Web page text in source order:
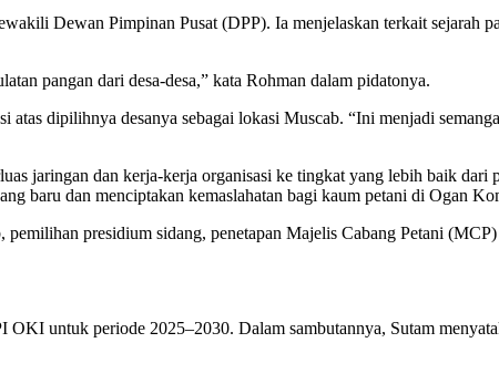
Dewan Pimpinan Pusat (DPP). Ia menjelaskan terkait sejarah
pangan dari desa-desa,” kata Rohman dalam pidatonya.
dipilihnya desanya sebagai lokasi Muscab. “Ini menjadi
jaringan dan kerja-kerja organisasi ke tingkat yang lebih baik dari
baru dan menciptakan kemaslahatan bagi kaum petani di Ogan
presidium sidang, penetapan Majelis Cabang Petani
untuk periode 2025–2030. Dalam sambutannya, Sutam